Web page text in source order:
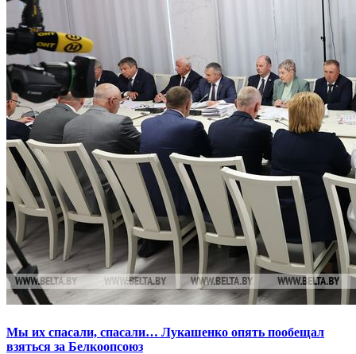
Мы их спасали, спасали… Лукашенко опять пообещал
взяться за Белкоопсоюз